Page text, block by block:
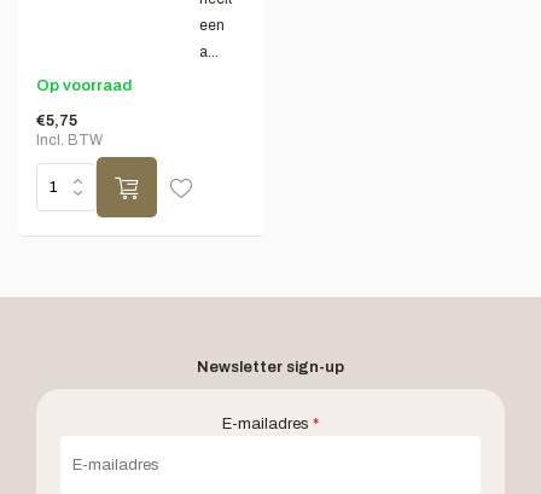
een
a...
Op voorraad
€5,75
Incl. BTW
Newsletter sign-up
E-mailadres *